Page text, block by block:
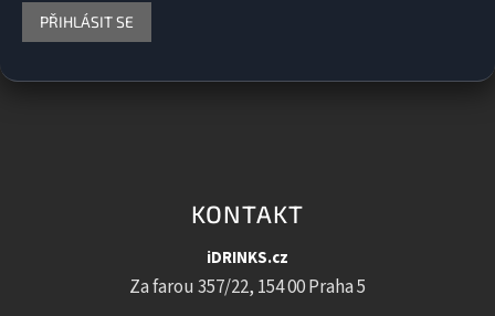
PŘIHLÁSIT SE
KONTAKT
iDRINKS.cz
Za farou 357/22, 154 00 Praha 5